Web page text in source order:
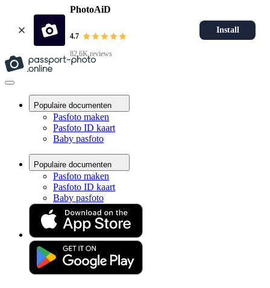
PhotoAiD
4.7
82.6K reviews
Install
Populaire documenten
Pasfoto maken
Pasfoto ID kaart
Baby pasfoto
Populaire documenten
Pasfoto maken
Pasfoto ID kaart
Baby pasfoto